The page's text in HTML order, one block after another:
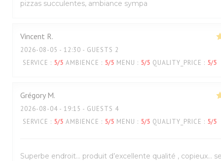
pizzas succulentes, ambiance sympa
Vincent R
2026-08-05 - 12:30 - GUESTS 2
SERVICE : 5/5 AMBIENCE : 5/5 MENU : 5/5 QUALITY_PRICE : 5/5
Grégory M
2026-08-04 - 19:15 - GUESTS 4
SERVICE : 5/5 AMBIENCE : 5/5 MENU : 5/5 QUALITY_PRICE : 5/5
Superbe endroit… produit d’excellente qualité , copieux…